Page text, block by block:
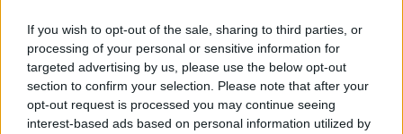
If you wish to opt-out of the sale, sharing to third parties, or
processing of your personal or sensitive information for
targeted advertising by us, please use the below opt-out
section to confirm your selection. Please note that after your
opt-out request is processed you may continue seeing
interest-based ads based on personal information utilized by